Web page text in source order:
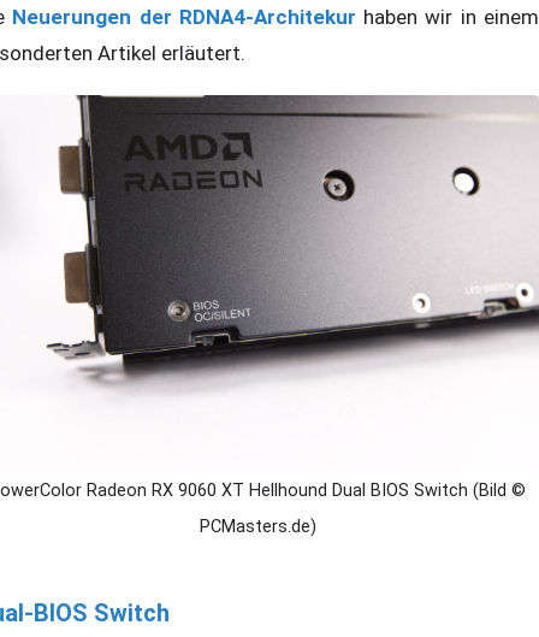
Neuerungen der RDNA4-Architekur haben wir in einem
Artikel erläutert.
Radeon RX 9060 XT Hellhound Dual BIOS Switch (Bild ©
PCMasters.de)
BIOS Switch